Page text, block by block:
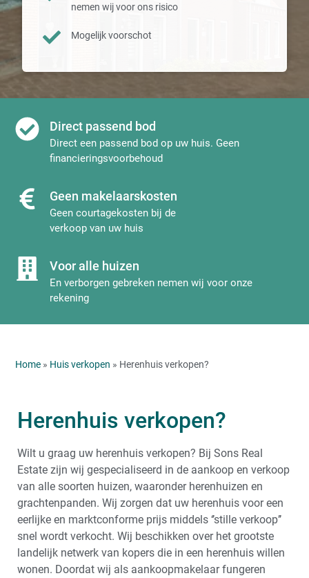
nemen wij voor ons risico
Mogelijk voorschot
Direct passend bod
Direct een passend bod op uw huis. Geen
financieringsvoorbehoud
Geen makelaarskosten
Geen courtagekosten bij de
verkoop van uw huis
Voor alle huizen
En verborgen gebreken nemen wij voor onze
rekening
Home » Huis verkopen » Herenhuis verkopen?
Herenhuis verkopen?
Wilt u graag uw herenhuis verkopen? Bij Sons Real
Estate zijn wij gespecialiseerd in de aankoop en verkoop
van alle soorten huizen, waaronder herenhuizen en
grachtenpanden. Wij zorgen dat uw herenhuis voor een
eerlijke en marktconforme prijs middels ‘’stille verkoop’’
snel wordt verkocht. Wij beschikken over het grootste
landelijk netwerk van kopers die in een herenhuis willen
wonen. Doordat wij als aankoopmakelaar fungeren